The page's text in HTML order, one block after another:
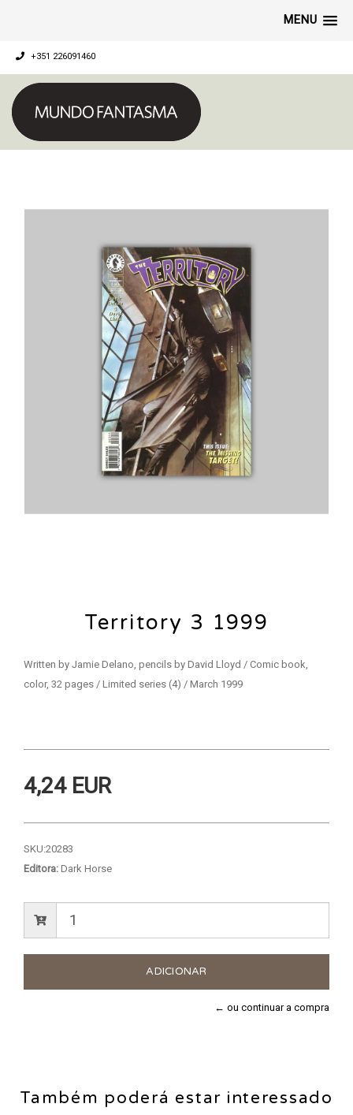
MENU
+351 226091460
Territory 3 1999
Written by Jamie Delano, pencils by David Lloyd / Comic book,
color, 32 pages / Limited series (4) / March 1999
4,24 EUR
SKU:20283
Editora: Dark Horse
← ou continuar a compra
Também poderá estar interessado